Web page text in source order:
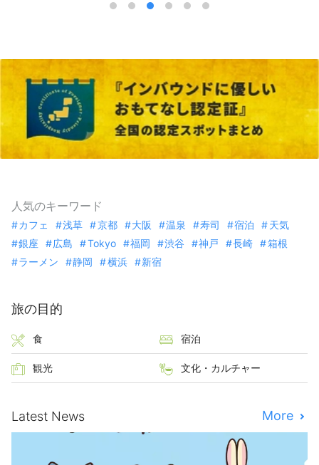
人気のキーワード
カフェ 浅草 京都 大阪 温泉 寿司 宿泊
天気
銀座
広島 Tokyo 福岡 渋谷 神戸 長崎
箱根
ラーメン
静岡 横浜 新宿
旅の目的
食 宿泊
観光 文化・カルチャー
Latest News More